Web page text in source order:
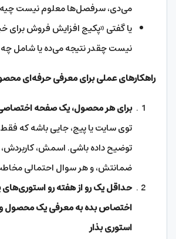
می‌دی، سرفصل‌ها معلوم نیست چیه
یا گفتی «پکیج افزایش فروش برای
نیست چقدر نتیجه می‌ده یا شامل چه
راهکارهای عملی برای معرفی حرفه‌ای
برای هر محصول، یک صفحه
توی سایت یا پیج، جایی باشه که
توضیح داده باشی. اسمش،
ضمانتش، و هر سوال احتمالی
حداقل یک رو از هفته رو
اختصاص بده به معرفی یک محصول
استوری بذار